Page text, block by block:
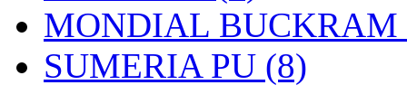
MONDIAL BUCKRAM
SUMERIA PU (8)